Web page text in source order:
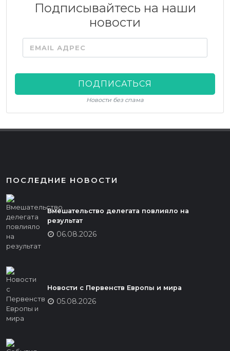
Подписывайтесь на наши
новости
EMAIL АДРЕС
ПОДПИСАТЬСЯ
Новости без спама
ПОСЛЕДНИЕ НОВОСТИ
Вмешательство делегата повлияло на
результат
06.08.2026
Новости с Первенств Европы и мира
05.08.2026